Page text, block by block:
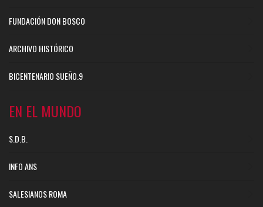
FUNDACIÓN DON BOSCO
ARCHIVO HISTÓRICO
BICENTENARIO SUEÑO.9
EN EL MUNDO
S.D.B.
INFO ANS
SALESIANOS ROMA